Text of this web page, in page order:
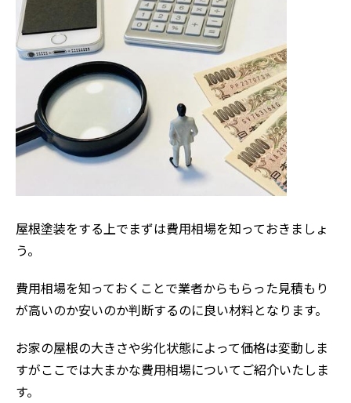
屋根塗装をする上でまずは費用相場を知っておきましょ
う。
費用相場を知っておくことで業者からもらった見積もり
が高いのか安いのか判断するのに良い材料となります。
お家の屋根の大きさや劣化状態によって価格は変動しま
すがここでは大まかな費用相場についてご紹介いたしま
す。